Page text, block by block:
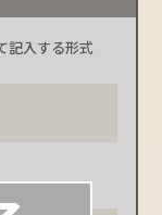
記入する形式